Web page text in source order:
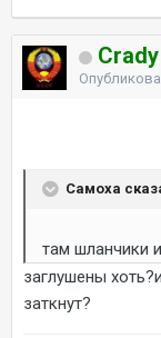
Crady
Самоха
там шланчики
заглушены
заткнут?